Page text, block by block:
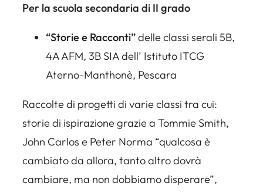
Per la scuola secondaria di II grado
“Storie e Racconti”delle classi serali 5B,
4A AFM, 3B SIA dell’ Istituto ITCG
Aterno-Manthonè, Pescara
Raccolte di progetti di varie classi tra cui:
storie di ispirazione grazie a Tommie Smith,
John Carlos e Peter Norma “qualcosa è
cambiato da allora, tanto altro dovrà
cambiare, ma non dobbiamo disperare”,